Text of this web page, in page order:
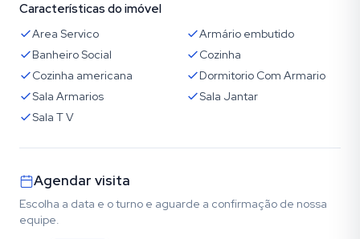
Características do imóvel
Area Servico
Armário embutido
Banheiro Social
Cozinha
Cozinha americana
Dormitorio Com Armario
Sala Armarios
Sala Jantar
Sala T V
Agendar visita
Escolha a data e o turno e aguarde a confirmação de nossa
equipe.